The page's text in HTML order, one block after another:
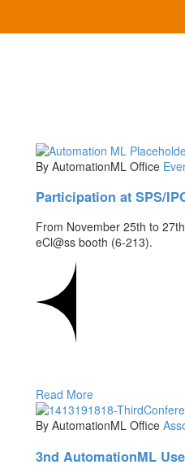
By AutomationML Office
Participation at SPS/
From November 25th to
eCl@ss booth (6-213).
Read More
By AutomationML Office
3nd AutomationML